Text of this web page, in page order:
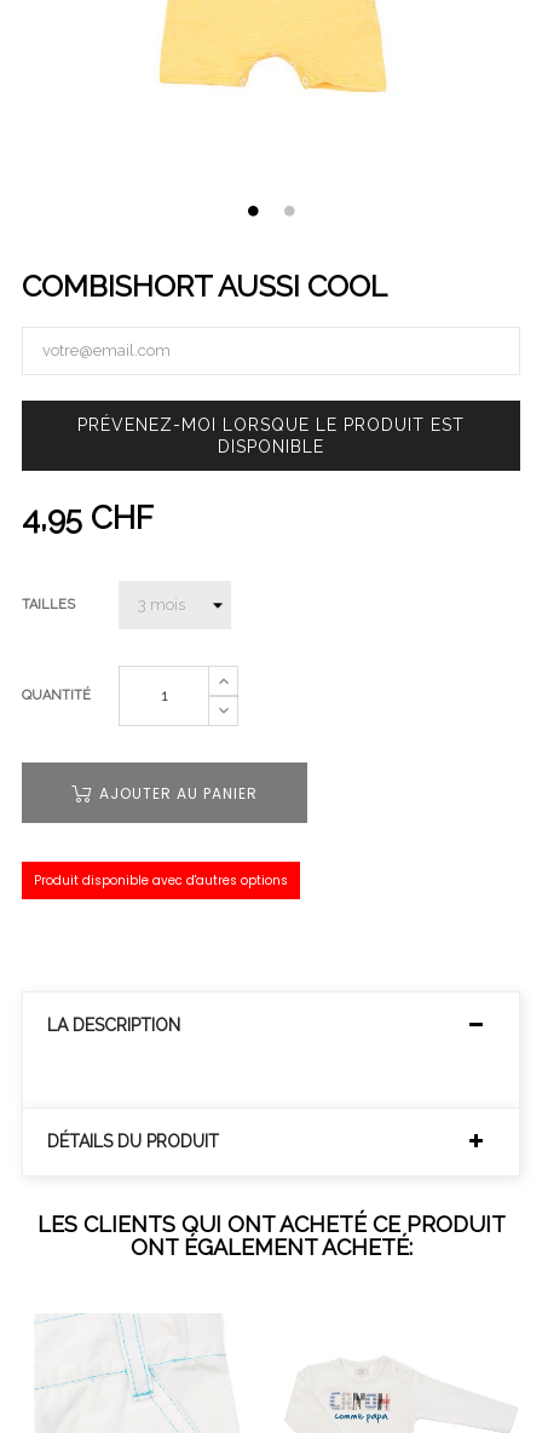
COMBISHORT AUSSI COOL
PRÉVENEZ-MOI LORSQUE LE PRODUIT EST
DISPONIBLE
4,95 CHF
TAILLES
QUANTITÉ
AJOUTER AU PANIER
Produit disponible avec d'autres options
LA DESCRIPTION
DÉTAILS DU PRODUIT
LES CLIENTS QUI ONT ACHETÉ CE PRODUIT
ONT ÉGALEMENT ACHETÉ: